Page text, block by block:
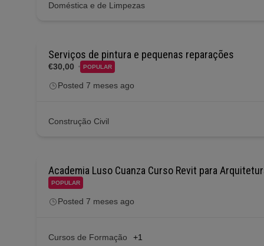
Doméstica e de Limpezas
Serviços de pintura e pequenas reparações
€30,00 POPULAR
Posted 7 meses ago
Construção Civil
Academia Luso Cuanza Curso Revit para
POPULAR
Posted 7 meses ago
Cursos de Formação +1